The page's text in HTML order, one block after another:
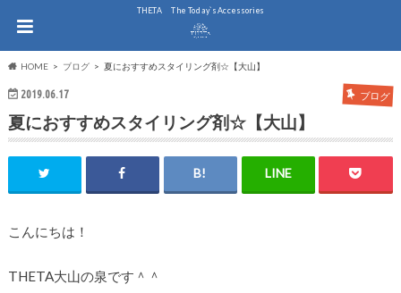
THE.TA The Today`s Accessories
HOME ブログ 夏におすすめスタイリング剤☆【大山】
2019.06.17 ブログ
夏におすすめスタイリング剤☆【大山】
こんにちは！
THETA大山の泉です＾＾